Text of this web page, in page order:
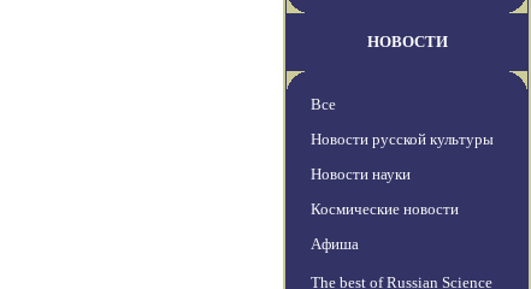
НОВОСТИ
Все
Новости русской культуры
Новости науки
Космические новости
Афиша
The best of Russian Science